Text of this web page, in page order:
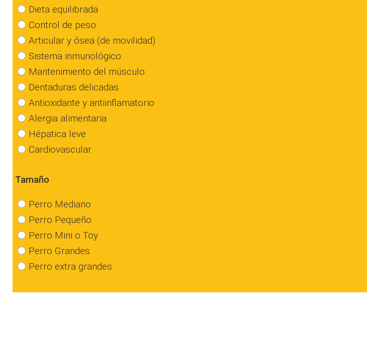
Dieta equilibrada
Control de peso
Articular y ósea (de movilidad)
Sistema inmunológico
Mantenimiento del músculo
Dentaduras delicadas
Antioxidante y antiinflamatorio
Alergia alimentaria
Hépatica leve
Cardiovascular
Tamaño
Perro Mediano
Perro Pequeño
Perro Mini o Toy
Perro Grandes
Perro extra grandes